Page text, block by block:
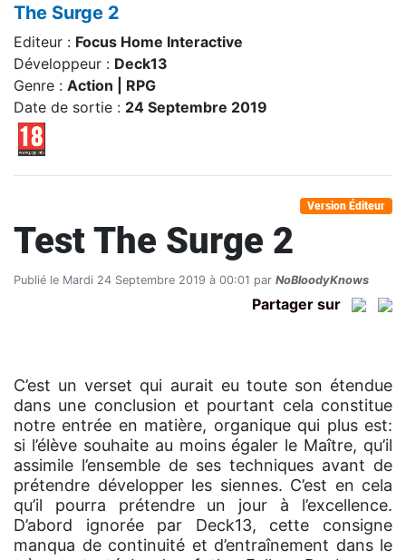
The Surge 2
Editeur : Focus Home Interactive
Développeur : Deck13
Genre : Action | RPG
Date de sortie : 24 Septembre 2019
Version Éditeur
Test The Surge 2
Publié le Mardi 24 Septembre 2019 à 00:01 par NoBloodyKnows
Partager sur
C’est un verset qui aurait eu toute son étendue
dans une conclusion et pourtant cela constitue
notre entrée en matière, organique qui plus est:
si l’élève souhaite au moins égaler le Maître, qu’il
assimile l’ensemble de ses techniques avant de
prétendre développer les siennes. C’est en cela
qu’il pourra prétendre un jour à l’excellence.
D’abord ignorée par Deck13, cette consigne
manqua de continuité et d’entraînement dans le